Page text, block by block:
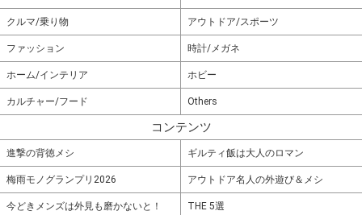
クルマ/乗り物 アウトドア/スポーツ
ファッション 時計/メガネ
ホーム/インテリア ホビー
カルチャー/フード Others
コンテンツ
進撃の背徳メシ ギルティ飯は大人のロマン
梅雨モノグランプリ2026 アウトドア名人の外遊び＆メシ
今どきメンズは外見も磨かないと！ THE 5選